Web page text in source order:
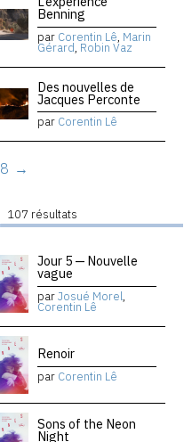
Benning
par Corentin Lê, Marin
Gérard, Robin Vaz
Des nouvelles de
Jacques Perconte
par Corentin Lê
8 →
107 résultats
Jour 5 — Nouvelle
vague
parJosué Morel,
Corentin Lê
Renoir
par Corentin Lê
Sons of the Neon
Night